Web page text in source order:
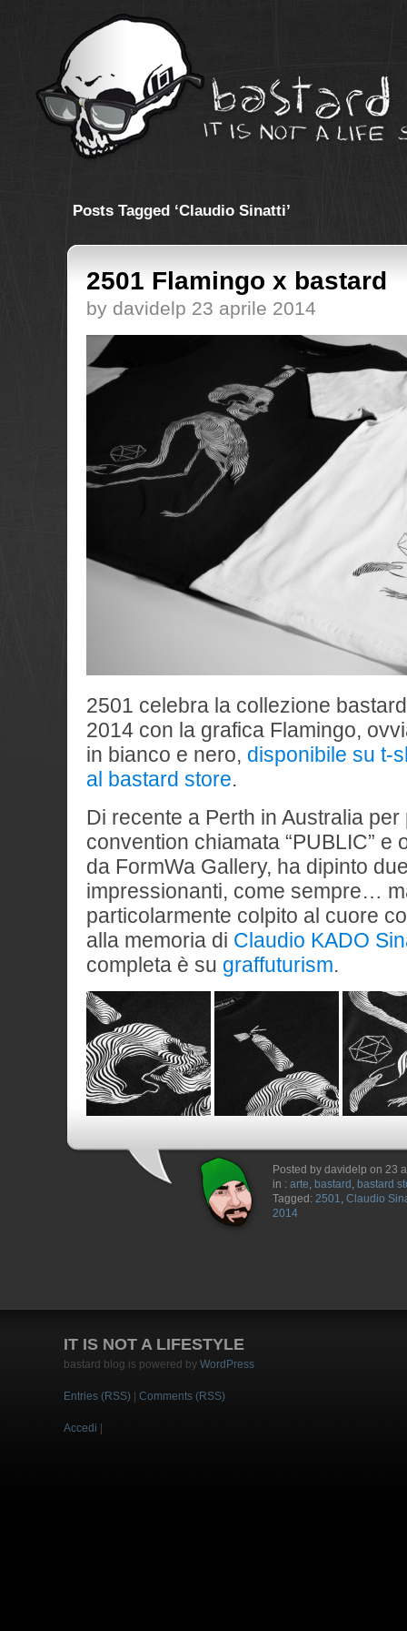
Posts Tagged ‘Claudio Sinatti’
2501 Flamingo x bastard
by davidelp 23 aprile 2014
2501 celebra la collezione
2014 con la grafica Flamingo,
in bianco e nero, disponibile su t-
al bastard store.
Di recente a Perth in Australia
convention chiamata “PUBLIC” e
da FormWa Gallery, ha dipinto
impressionanti, come sempre…
particolarmente colpito al cuore
alla memoria di Claudio KADO
completa è su graffuturism.
Posted by davidelp on 23
in : arte, bastard , bastard
Tagged: 2501, Claudio
2014
IT IS NOT A LIFESTYLE
bastard blog is powered by WordPress
Entries (RSS) Comments (RSS)
Accedi